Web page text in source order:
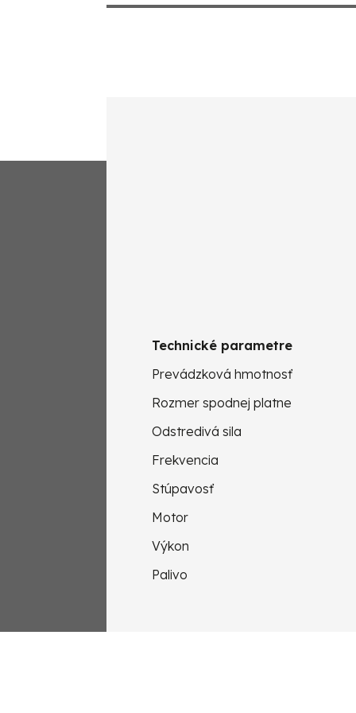
Technické parametre
Prevádzková hmotnosť
Rozmer spodnej platne
Odstredivá sila
Frekvencia
Stúpavosť
Motor
Výkon
Palivo